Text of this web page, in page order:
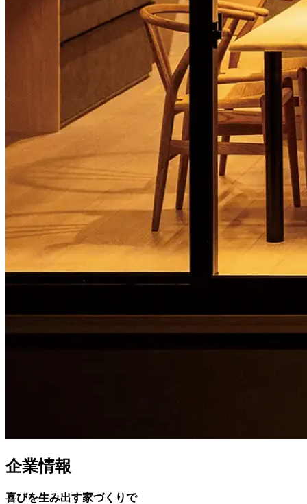
企業情報
喜びを生み出す家づくりで